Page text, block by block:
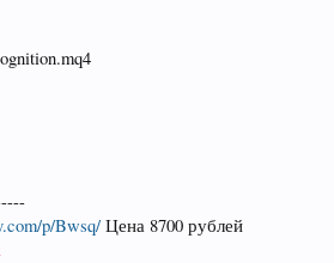
p/Bwsq/ Цена 8700 рублей